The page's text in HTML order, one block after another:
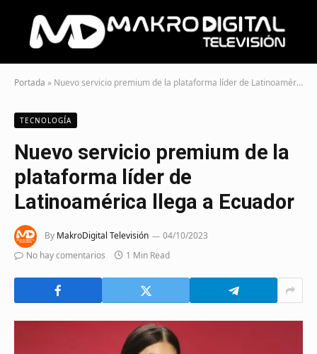
Portada » Nuevo servicio premium de la plataforma líder de Latinoamérica llega a Ecuador
TECNOLOGÍA
Nuevo servicio premium de la
plataforma líder de
Latinoamérica llega a Ecuador
By MakroDigital Televisión
04/10/2023
No hay comentarios
1 Min Read